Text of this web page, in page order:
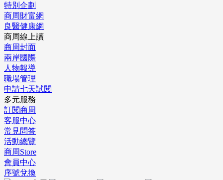
特別企劃
商周財富網
良醫健康網
商周線上讀
商周封面
兩岸國際
人物報導
職場管理
申請七天試閱
多元服務
訂閱商周
客服中心
常見問答
活動總覽
商周Store
會員中心
序號兌換